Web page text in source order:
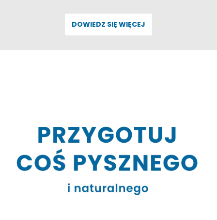
DOWIEDZ SIĘ WIĘCEJ